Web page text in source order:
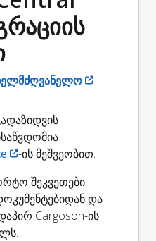
-ის მეშვეობით.
შეკვეთები
და
Cargoson-ის